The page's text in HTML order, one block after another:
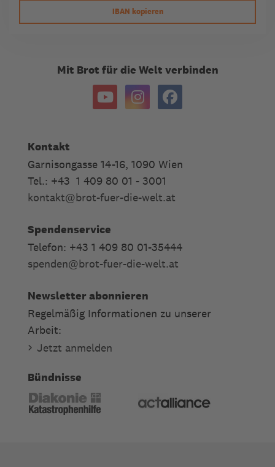
IBAN kopieren
Mit Brot für die Welt verbinden
Kontakt
Garnisongasse 14-16, 1090 Wien
Tel.: +43 1 409 80 01 - 3001
kontakt@brot-fuer-die-welt.at
Spendenservice
Telefon: +43 1 409 80 01-35444
spenden@brot-fuer-die-welt.at
Newsletter abonnieren
Regelmäßig Informationen zu unserer
Arbeit:
Jetzt anmelden
Bündnisse